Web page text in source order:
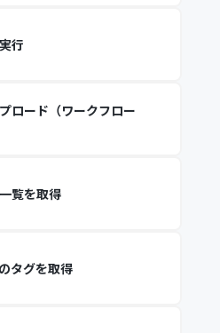
行
ロード（ワークフロー
覧を取得
タグを取得